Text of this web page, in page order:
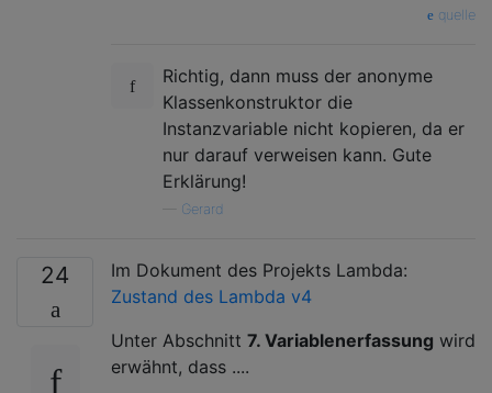
quelle
Richtig, dann muss der anonyme
Klassenkonstruktor die
Instanzvariable nicht kopieren, da er
nur darauf verweisen kann. Gute
Erklärung!
Gerard
24
Im Dokument des Projekts Lambda:
Zustand des Lambda v4
Unter Abschnitt 7. Variablenerfassung wird
erwähnt, dass ....